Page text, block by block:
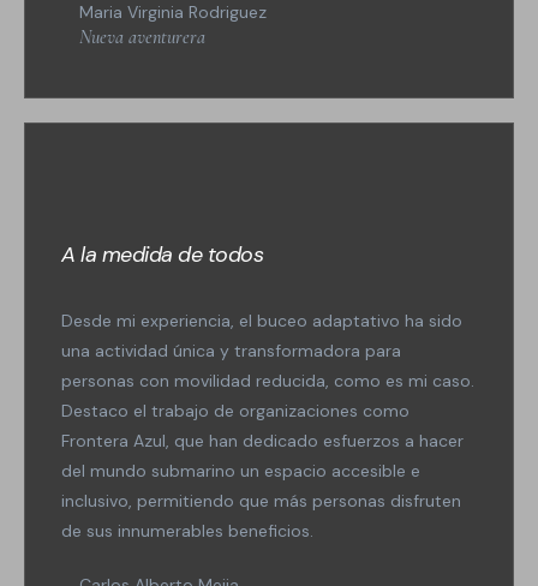
Maria Virginia Rodriguez
Nueva aventurera
A la medida de todos
Desde mi experiencia, el buceo adaptativo ha sido
una actividad única y transformadora para
personas con movilidad reducida, como es mi caso.
Destaco el trabajo de organizaciones como
Frontera Azul, que han dedicado esfuerzos a hacer
del mundo submarino un espacio accesible e
inclusivo, permitiendo que más personas disfruten
de sus innumerables beneficios.